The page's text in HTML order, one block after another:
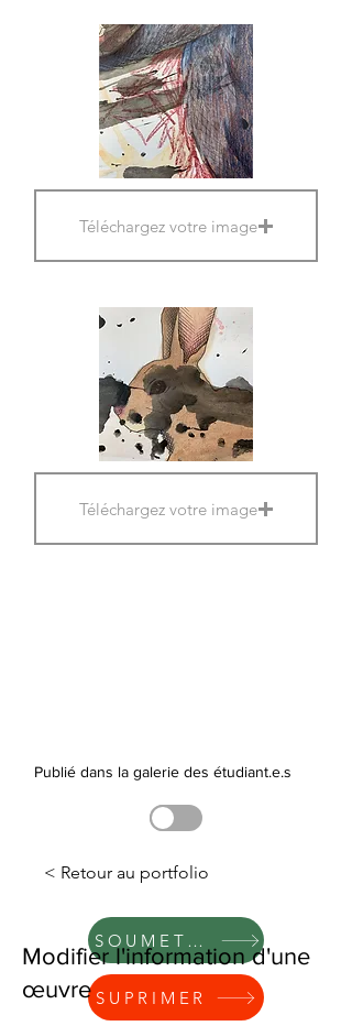
Téléchargez votre image
Téléchargez votre image
Publié dans la galerie des étudiant.e.s
SOUMETTRE
SUPRIMER
< Retour au portfolio
Modifier l'information d'une
œuvre